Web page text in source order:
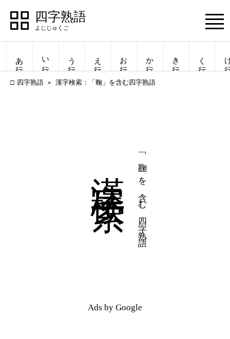
四字熟語
四字熟語
一覧表示
漢字検索
Menu
あ行 い行 う行 え行 お行 か行 き行 く行
四字熟語 漢字検索：「鞠」を含む四字熟語
「鞠」を含む四字熟語
Ads by Google
四字熟語
一覧表示
漢字検索